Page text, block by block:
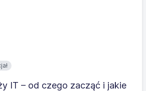
IT – od czego zacząć i jakie